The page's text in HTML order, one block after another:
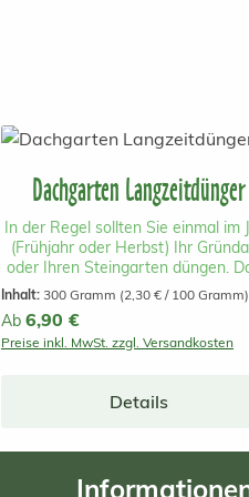
Dachgarten Langzeitdünger
In der Regel sollten Sie einmal im
(Frühjahr oder Herbst) Ihr
oder Ihren Steingarten düngen.
verwenden Sie ausschließlich eine
Mischung aus organischem und
mineralischem Langzeitdünger (4 -
Monate und längere Düngewirkung
begrünte Fläche ausstreuen.
pro Quadratmeter Grünfläche.
organisch-mineralischer
Inhalt: 300 Gramm (2,30 € / 100 Gramm)
Regulärer Preis:
Ab 6,90 €
Preise inkl. MwSt. zzgl. Versandkosten
Details